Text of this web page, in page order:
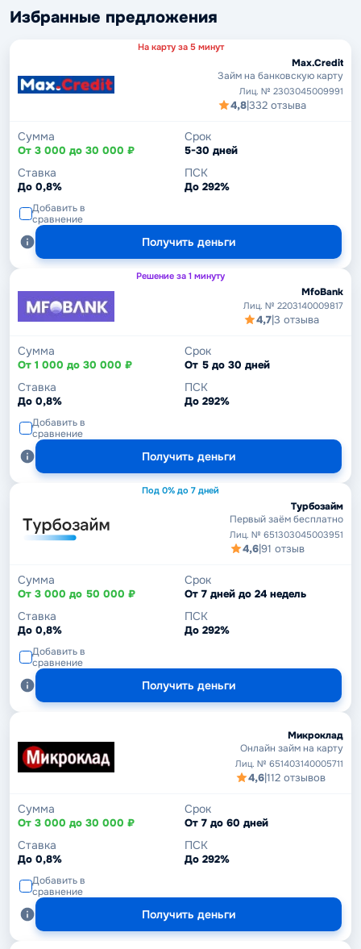
Избранные предложения
На карту за 5 минут
Max.Credit
Займ на банковскую карту
Лиц. № 2303045009991
4,8|332 отзыва
Сумма
От 3 000 до 30 000 ₽
Срок
5-30 дней
Ставка
До 0,8%
ПСК
До 292%
Добавить в
сравнение
Получить деньги
Решение за 1 минуту
MfoBank
Лиц. № 2203140009817
4,7|3 отзыва
Сумма
От 1 000 до 30 000 ₽
Срок
От 5 до 30 дней
Ставка
До 0,8%
ПСК
До 292%
Добавить в
сравнение
Получить деньги
Под 0% до 7 дней
Турбозайм
Первый заём бесплатно
Лиц. № 651303045003951
4,6|91 отзыв
Сумма
От 3 000 до 50 000 ₽
Срок
От 7 дней до 24 недель
Ставка
До 0,8%
ПСК
До 292%
Добавить в
сравнение
Получить деньги
Микроклад
Онлайн займ на карту
Лиц. № 651403140005711
4,6|112 отзывов
Сумма
От 3 000 до 30 000 ₽
Срок
От 7 до 60 дней
Ставка
До 0,8%
ПСК
До 292%
Добавить в
сравнение
Получить деньги